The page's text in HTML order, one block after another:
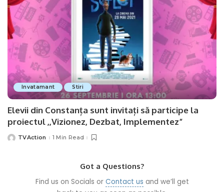
Invatamant Stiri
Elevii din Constanța sunt invitați să participe la
proiectul ,,Vizionez, Dezbat, Implementez”
PostedTVAction 1 Min Read
Got a Questions?
Find us on Socials or Contact us and we’ll get